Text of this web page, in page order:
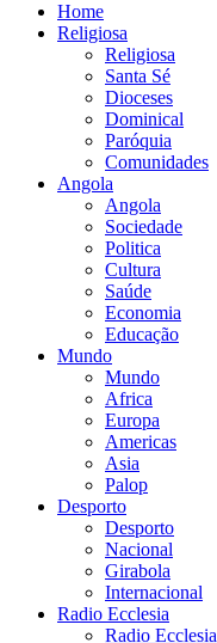
Home
Religiosa
Religiosa
Santa Sé
Dioceses
Dominical
Paróquia
Comunidades
Angola
Angola
Sociedade
Politica
Cultura
Saúde
Economia
Educação
Mundo
Mundo
Africa
Europa
Americas
Asia
Palop
Desporto
Desporto
Nacional
Girabola
Internacional
Radio Ecclesia
Radio Ecclesia